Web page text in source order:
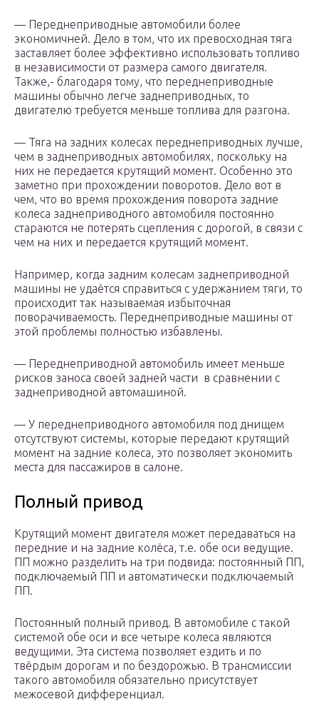
— Переднеприводные автомобили более
экономичней. Дело в том, что их превосходная тяга
заставляет более эффективно использовать топливо
в независимости от размера самого двигателя.
Также,- благодаря тому, что переднеприводные
машины обычно легче заднеприводных, то
двигателю требуется меньше топлива для разгона.
— Тяга на задних колесах переднеприводных лучше,
чем в заднеприводных автомобилях, поскольку на
них не передается крутящий момент. Особенно это
заметно при прохождении поворотов. Дело вот в
чем, что во время прохождения поворота задние
колеса заднеприводного автомобиля постоянно
стараются не потерять сцепления с дорогой, в связи с
чем на них и передается крутящий момент.
Например, когда задним колесам заднеприводной
машины не удаётся справиться с удержанием тяги, то
происходит так называемая избыточная
поворачиваемость. Переднеприводные машины от
этой проблемы полностью избавлены.
— Переднеприводной автомобиль имеет меньше
рисков заноса своей задней части в сравнении с
заднеприводной автомашиной.
— У переднеприводного автомобиля под днищем
отсутствуют системы, которые передают крутящий
момент на задние колеса, это позволяет экономить
места для пассажиров в салоне.
Полный привод
Крутящий момент двигателя может передаваться на
передние и на задние колёса, т.е. обе оси ведущие.
ПП можно разделить на три подвида: постоянный ПП,
подключаемый ПП и автоматически подключаемый
ПП.
Постоянный полный привод. В автомобиле с такой
системой обе оси и все четыре колеса являются
ведущими. Эта система позволяет ездить и по
твёрдым дорогам и по бездорожью. В трансмиссии
такого автомобиля обязательно присутствует
межосевой дифференциал.